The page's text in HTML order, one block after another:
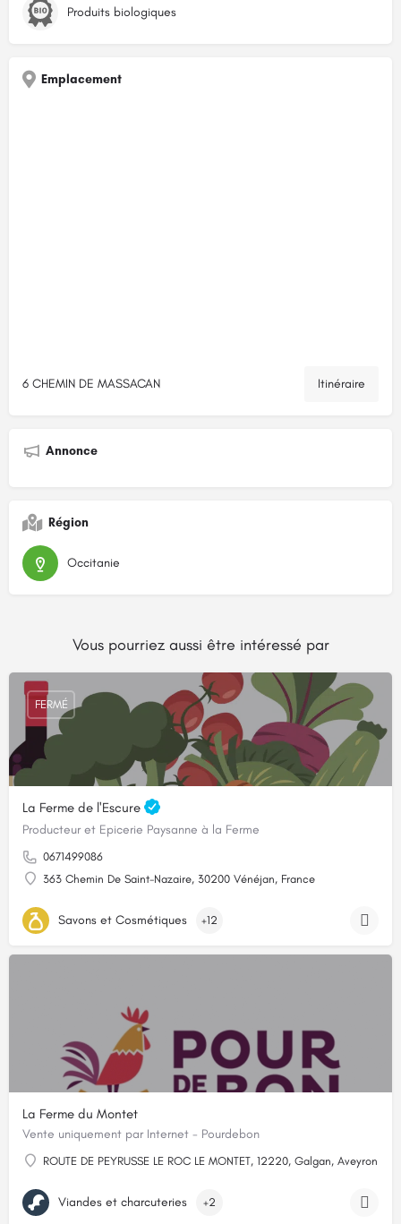
Produits biologiques
Emplacement
6 CHEMIN DE MASSACAN Itinéraire
Annonce
Région
Occitanie
Vous pourriez aussi être intéressé par
La Ferme de l'Escure
Producteur et Epicerie Paysanne à la Ferme
0671499086
363 Chemin De Saint-Nazaire, 30200 Vénéjan, France
FERMÉ
Savons et Cosmétiques +12
La Ferme du Montet
Vente uniquement par Internet - Pourdebon
ROUTE DE PEYRUSSE LE ROC LE MONTET, 12220, Galgan, Aveyron
Viandes et charcuteries +2